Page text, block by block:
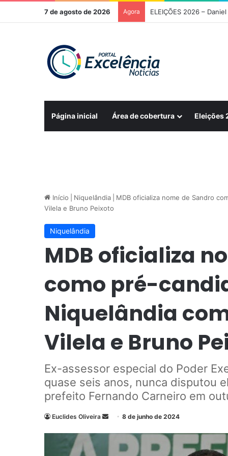
7 de agosto de 2026 Agora
Página inicial Área de cobertura Eleições
Início Niquelândia
MDB oficializa nome de Sandro
Vilela e Bruno Peixoto
Niquelândia
MDB oficializa
como pré-
Niquelândia
Vilela e Bruno
Ex-assessor especial do Poder
quase seis anos, nunca disputou
prefeito Fernando Carneiro em
Euclides Oliveira 8 de junho de 2024